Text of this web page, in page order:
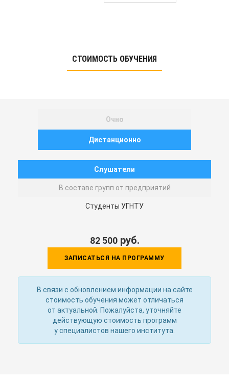
СТОИМОСТЬ ОБУЧЕНИЯ
Очно
Дистанционно
Слушатели
В составе групп от предприятий
Студенты УГНТУ
82 500руб.
ЗАПИСАТЬСЯ НА ПРОГРАММУ
В связи с обновлением информации на сайте
стоимость обучения может отличаться
от актуальной. Пожалуйста, уточняйте
действующую стоимость программ
у специалистов нашего института.